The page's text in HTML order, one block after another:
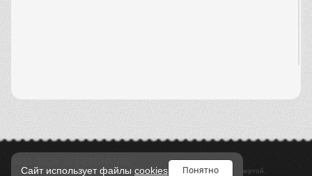
2011-2026
Информация, предоставленная на сайте, не является публичной офертой.
Сайт использует файлы cookies Понятно